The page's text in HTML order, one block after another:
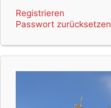
Registrieren
Passwort zurücksetzen